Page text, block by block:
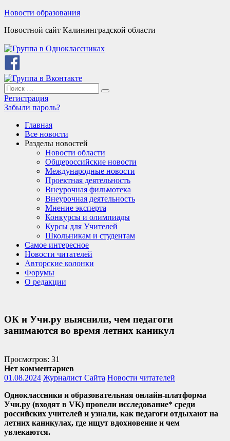
Skip
content
Новости образования
Новостной сайт Калининградской области
Search
for:
Search
Регистрация
Забыли пароль?
Главная
Все новости
Разделы новостей
Новости области
Общероссийские новости
Международные новости
Проектная деятельность
Внеурочная фильмотека
Внеурочная деятельность
Мнение эксперта
Конкурсы и олимпиады
Курсы для Учителей
Школьникам и студентам
Самое интересное
Новости читателей
Авторские колонки
Форумы
О редакции
ОК и Учи.ру выяснили, чем педагоги
занимаются во время летних каникул
Просмотров: 31
Нет комментариев
01.08.2024 Журналист Сайта Новости читателей
Одноклассники и образовательная онлайн-платформа
Учи.ру (входят в VK) провели исследование* среди
российских учителей и узнали, как педагоги отдыхают на
летних каникулах, где ищут вдохновение и чем
увлекаются.